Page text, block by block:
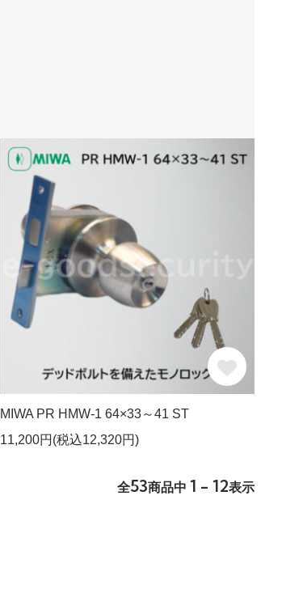
MIWA PR HMW-1 64×33～41 ST
11,200円(税込12,320円)
全53商品中 1 - 12表示